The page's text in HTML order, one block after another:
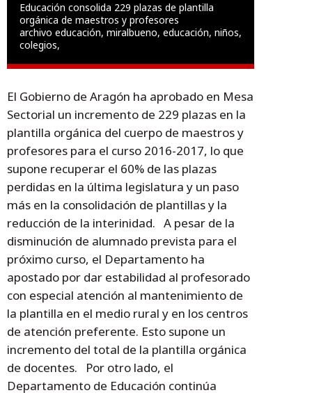
Educación consolida 229 plazas de plantilla
orgánica de maestros y profesores
archivo educación, miralbueno, educación, niños,
colegios,
El Gobierno de Aragón ha aprobado en Mesa
Sectorial un incremento de 229 plazas en la
plantilla orgánica del cuerpo de maestros y
profesores para el curso 2016-2017, lo que
supone recuperar el 60% de las plazas
perdidas en la última legislatura y un paso
más en la consolidación de plantillas y la
reducción de la interinidad. A pesar de la
disminución de alumnado prevista para el
próximo curso, el Departamento ha
apostado por dar estabilidad al profesorado
con especial atención al mantenimiento de
la plantilla en el medio rural y en los centros
de atención preferente. Esto supone un
incremento del total de la plantilla orgánica
de docentes. Por otro lado, el
Departamento de Educación continúa